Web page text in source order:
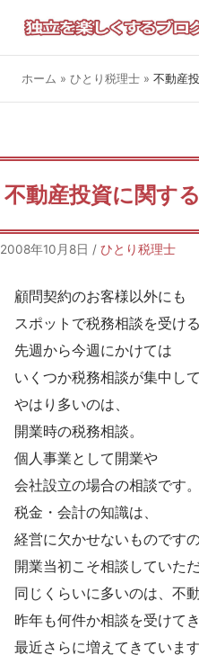
ホーム » ひとり税理士 » 不動産
不動産投資に関す
2008年10月8日 / ひとり税理士
顧問契約のお客様以外にも
スポットで税務相談を受け
先週から今週にかけては
いくつか税務相談が集中して
やはり多いのは、
開業時の税務相談。
個人事業として開業や
会社設立の場合の相談です。
税金・会計の知識は、
経営に欠かせないものですの
開業当初こそ相談していた
同じくらいに多いのは、不
昨年も何件か相談を受けて
最近さらに増えてきています